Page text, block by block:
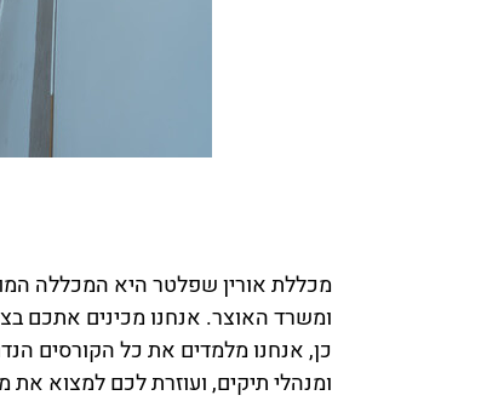
מכללת אורין שפלטר היא המכללה
ומשרד האוצר. אנחנו מכינים אתכם
כן, אנחנו מלמדים את כל הקורסים
ומנהלי תיקים, ועוזרת לכם למצוא